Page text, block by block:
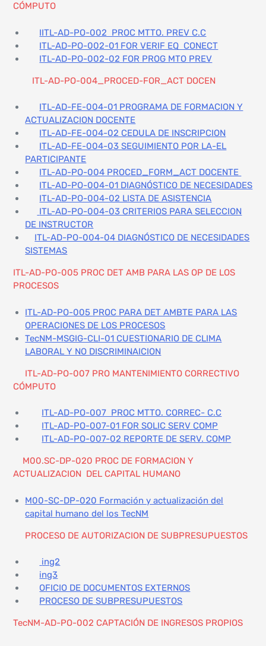
CÓMPUTO
IITL-AD-PO-002 PROC MTTO. PREV C.C
ITL-AD-PO-002-01 FOR VERIF EQ CONECT
ITL-AD-PO-002-02 FOR PROG MTO PREV
ITL-AD-PO-004_PROCED-FOR_ACT DOCEN
ITL-AD-FE-004-01 PROGRAMA DE FORMACION Y
ACTUALIZACION DOCENTE
ITL-AD-FE-004-02 CEDULA DE INSCRIPCION
ITL-AD-FE-004-03 SEGUIMIENTO POR LA-EL
PARTICIPANTE
ITL-AD-PO-004 PROCED_FORM_ACT DOCENTE
ITL-AD-PO-004-01 DIAGNÓSTICO DE NECESIDADES
ITL-AD-PO-004-02 LISTA DE ASISTENCIA
ITL-AD-PO-004-03 CRITERIOS PARA SELECCION
DE INSTRUCTOR
ITL-AD-PO-004-04 DIAGNÓSTICO DE NECESIDADES
SISTEMAS
ITL-AD-PO-005 PROC DET AMB PARA LAS OP DE LOS
PROCESOS
ITL-AD-PO-005 PROC PARA DET AMBTE PARA LAS
OPERACIONES DE LOS PROCESOS
TecNM-MSGIG-CLI-01 CUESTIONARIO DE CLIMA
LABORAL Y NO DISCRIMINAICION
ITL-AD-PO-007 PRO MANTENIMIENTO CORRECTIVO
CÓMPUTO
ITL-AD-PO-007 PROC MTTO. CORREC- C.C
ITL-AD-PO-007-01 FOR SOLIC SERV COMP
ITL-AD-PO-007-02 REPORTE DE SERV. COMP
M00.SC-DP-020 PROC DE FORMACION Y
ACTUALIZACION DEL CAPITAL HUMANO
M00-SC-DP-020 Formación y actualización del
capital humano del los TecNM
PROCESO DE AUTORIZACION DE SUBPRESUPUESTOS
ing2
ing3
OFICIO DE DOCUMENTOS EXTERNOS
PROCESO DE SUBPRESUPUESTOS
TecNM-AD-PO-002 CAPTACIÓN DE INGRESOS PROPIOS